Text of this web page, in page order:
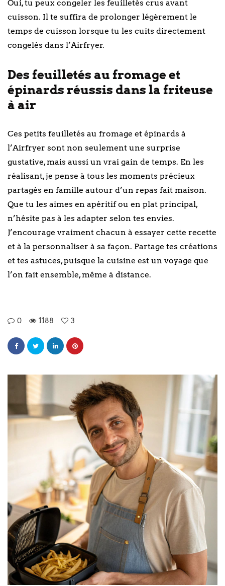
Oui, tu peux congeler les feuilletés crus avant
cuisson. Il te suffira de prolonger légèrement le
temps de cuisson lorsque tu les cuits directement
congelés dans l’Airfryer.
Des feuilletés au fromage et
épinards réussis dans la friteuse
à air
Ces petits feuilletés au fromage et épinards à
l’Airfryer sont non seulement une surprise
gustative, mais aussi un vrai gain de temps. En les
réalisant, je pense à tous les moments précieux
partagés en famille autour d’un repas fait maison.
Que tu les aimes en apéritif ou en plat principal,
n’hésite pas à les adapter selon tes envies.
J’encourage vraiment chacun à essayer cette recette
et à la personnaliser à sa façon. Partage tes créations
et tes astuces, puisque la cuisine est un voyage que
l’on fait ensemble, même à distance.
0 1188 3